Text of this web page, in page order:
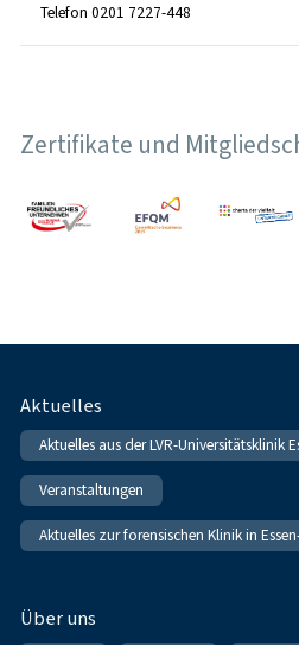
Telefon 0201 7227-448
Zertifikate und
Fußnavigation
Aktuelles
Aktuelles aus der LVR-Universitätsklinik
Veranstaltungen
Aktuelles zur forensischen Klinik in
Über uns